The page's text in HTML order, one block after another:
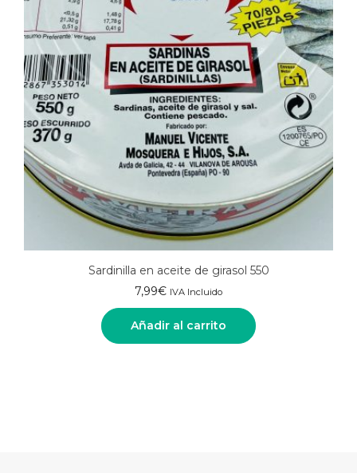
Sardinilla en aceite de girasol 550
7,99€ IVA Incluido
Añadir al carrito